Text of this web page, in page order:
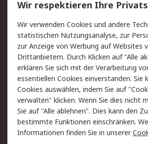
Value Added Services
Rücksendung/Entsorgung
Hilfe
Rechtliches
RS Verkaufs- und
Lieferbedingungen
Cookie-Richtlinie
Impressum
Wir respektieren Ihre
Wir verwenden Cookies und andere
statistischen Nutzungsanalyse, zur
zur Anzeige von Werbung auf Websites
Drittanbietern. Durch Klicken auf "Alle
erklären Sie sich mit der Verarbeitung
essentiellen Cookies einverstanden. Sie
Cookies auswählen, indem Sie auf
verwalten" klicken. Wenn Sie dies nicht
Sie auf "Alle ablehnen". Dies kann den
bestimmte Funktionen einschränken.
Informationen finden Sie in unserer